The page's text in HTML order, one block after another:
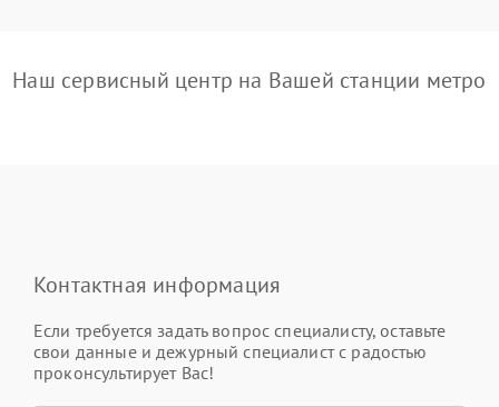
Наш сервисный центр на Вашей станции метро
Контактная информация
Если требуется задать вопрос специалисту, оставьте
свои данные и дежурный специалист с радостью
проконсультирует Вас!